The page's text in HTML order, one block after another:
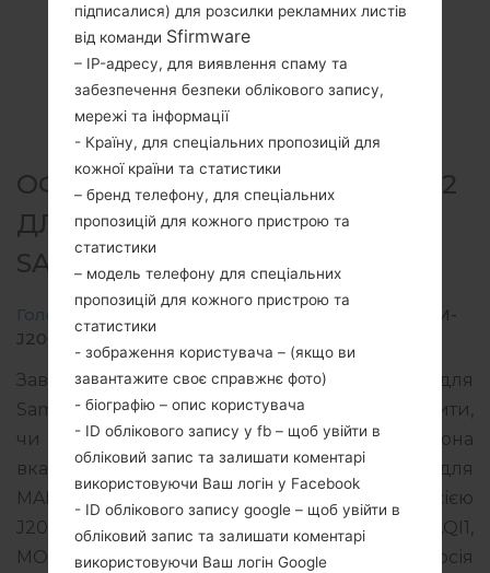
ОФІЦІЙНА ПРОШИВКА #15642
ДЛЯ SM-J200GU -
SAMSUNGGALAXY J2
Головна Galaxy J2 SamsungSM-J200GU
SM-
J200GU_1_20180108123253_c95abvdx97.zip
Завантажте останнє оновлення прошивки для
Samsung Galaxy J2, але не забудьте перевірити,
чи відповідає номер моделі вашого смартфона
вказаному SM-J200GU. Код прошивки XME для
MALAYSIA. Продукт поставляється з PDA версією
J200GUDXU3AQL1 версія CSC J200GUOLB3AQI1,
MODEM версия J200GUDXU3AQJ1. Версія
підписалися) для розсилки рекламних листів
від команди Sfirmware
– IP-адресу, для виявлення спаму та
забезпечення безпеки облікового запису,
мережі та інформації
- Країну, для спеціальних пропозицій для
кожної країни та статистики
– бренд телефону, для спеціальних
пропозицій для кожного пристрою та
статистики
– модель телефону для спеціальних
пропозицій для кожного пристрою та
статистики
- зображення користувача – (якщо ви
завантажите своє справжнє фото)
- біографію – опис користувача
- ID облікового запису у fb – щоб увійти в
обліковий запис та залишати коментарі
використовуючи Ваш логін у Facebook
- ID облікового запису google – щоб увійти в
обліковий запис та залишати коментарі
використовуючи Ваш логін Google